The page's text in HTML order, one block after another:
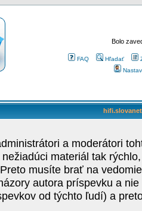
Bolo
FAQ Hľadať
a moderátori
materiál tak
musíte brať na
autora príspevku a
od týchto ľudí) a